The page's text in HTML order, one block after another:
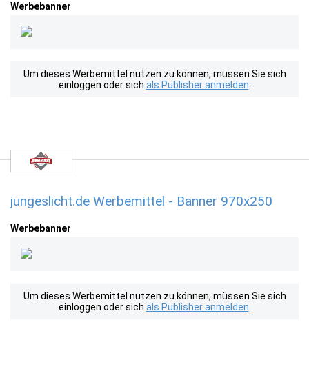
Werbebanner
Um dieses Werbemittel nutzen zu können, müssen Sie sich
einloggen oder sich als Publisher anmelden
jungeslicht.de Werbemittel - Banner 970x250
Werbebanner
Um dieses Werbemittel nutzen zu können, müssen Sie sich
einloggen oder sich als Publisher anmelden